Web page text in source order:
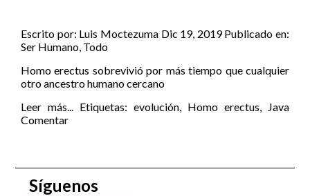
Escrito por: Luis Moctezuma Dic 19, 2019 Publicado en:
Ser Humano, Todo
Homo erectus sobrevivió por más tiempo que cualquier
otro ancestro humano cercano
Leer más... Etiquetas: evolución, Homo erectus, Java
Comentar
Síguenos